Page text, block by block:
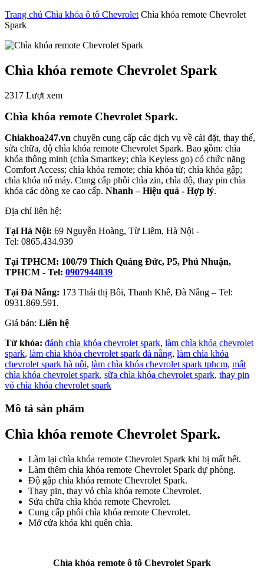
Trang chủ Chìa khóa ô tô Chevrolet Chìa khóa remote Chevrolet
Spark
Chìa khóa remote Chevrolet Spark
2317 Lượt xem
Chìa khóa remote Chevrolet Spark.
Chiakhoa247.vn chuyên cung cấp các dịch vụ về cài đặt, thay thế,
sửa chữa, độ chìa khóa remote Chevrolet Spark. Bao gồm: chìa
khóa thông minh (chìa Smartkey; chìa Keyless go) có chức năng
Comfort Access; chìa khóa remote; chìa khóa từ; chìa khóa gập;
chìa khóa nổ máy. Cung cấp phôi chìa zin, chìa độ, thay pin chìa
khóa các dòng xe cao cấp. Nhanh – Hiệu quả - Hợp lý.
Địa chỉ liên hệ:
Tại Hà Nội: 69 Nguyễn Hoàng, Từ Liêm, Hà Nội -
Tel: 0865.434.939
Tại TPHCM: 100/79 Thích Quảng Đức, P5, Phú Nhuận,
TPHCM - Tel: 0907944839
Tại Đà Nẵng: 173 Thái thị Bôi, Thanh Khê, Đà Nẵng – Tel:
0931.869.591.
Giá bán: Liên hệ
Từ khóa: đánh chìa khóa chevrolet spark, làm chìa khóa chevrolet
spark, làm chìa khóa chevrolet spark đà nẵng, làm chìa khóa
chevrolet spark hà nội, làm chìa khóa chevrolet spark tphcm, mất
chìa khóa chevrolet spark, sữa chìa khóa chevrolet spark, thay pin
vỏ chìa khóa chevrolet spark
Mô tả sản phẩm
Chìa khóa remote Chevrolet Spark.
Làm lại chìa khóa remote Chevrolet Spark khi bị mất hết.
Làm thêm chìa khóa remote Chevrolet Spark dự phòng.
Độ gập chìa khóa remote Chevrolet Spark.
Thay pin, thay vỏ chìa khóa remote Chevrolet.
Sửa chữa chìa khóa remote Chevrolet.
Cung cấp phôi chìa khóa remote Chevrolet.
Mở cửa khóa khi quên chìa.
Chìa khóa remote ô tô Chevrolet Spark